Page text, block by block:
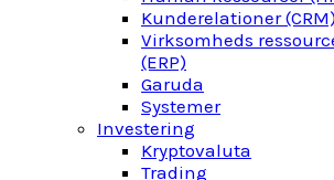
Kunderelationer (CRM)
Virksomheds
(ERP)
Garuda
Systemer
Investering
Kryptovaluta
Trading